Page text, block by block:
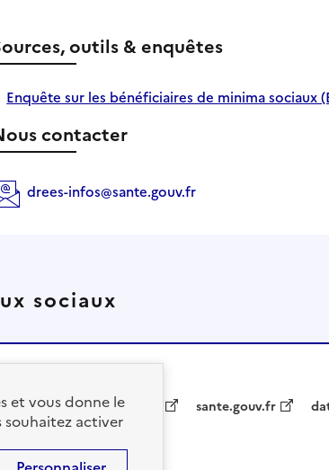
outils & enquêtes
Enquête sur les bénéficiaires de minima sociaux
contacter
drees-infos@sante.gouv.fr
sociaux
solidarites.gouv.fr sante.gouv.fr
et vous donne le
souhaitez activer